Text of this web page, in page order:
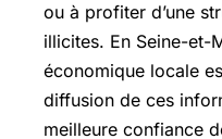
ou à profiter d’une
illicites. En Seine-et-
économique locale
diffusion de ces
meilleure confiance